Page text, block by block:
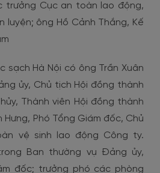
trưởng Cục an toàn lao động,
luyện; ông Hồ Cảnh Thắng, Kế
sạch Hà Nội có ông Trần Xuân
ủy, Chủ tịch Hội đồng thành
Thành viên Hội đồng thành
Hưng, Phó Tổng Giám đốc, Chủ
vệ sinh lao động Công ty.
Ban thường vụ Đảng ủy,
đốc; trưởng phó các phòng